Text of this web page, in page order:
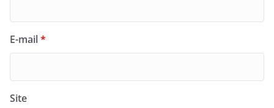
E-mail*
Site